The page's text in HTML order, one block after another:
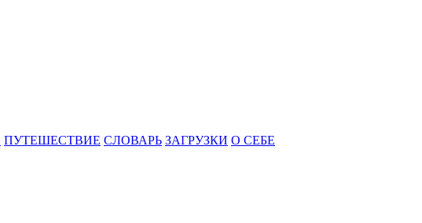
ПУТЕШЕСТВИЕ СЛОВАРЬ ЗАГРУЗКИ О СЕБЕ